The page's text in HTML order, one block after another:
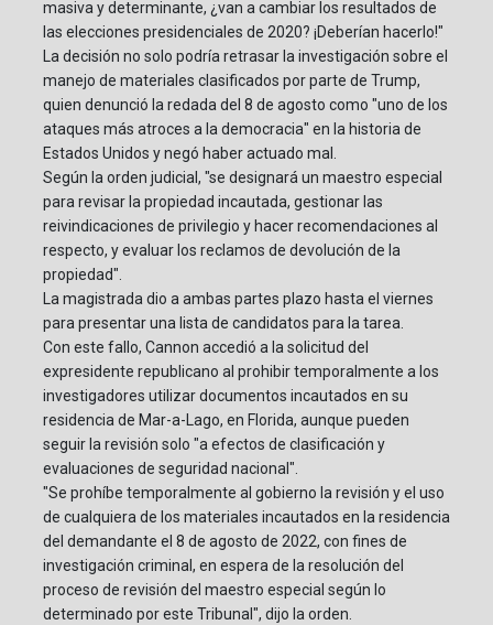
masiva y determinante, ¿van a cambiar los resultados de
las elecciones presidenciales de 2020? ¡Deberían hacerlo!"
La decisión no solo podría retrasar la investigación sobre el
manejo de materiales clasificados por parte de Trump,
quien denunció la redada del 8 de agosto como "uno de los
ataques más atroces a la democracia" en la historia de
Estados Unidos y negó haber actuado mal.
Según la orden judicial, "se designará un maestro especial
para revisar la propiedad incautada, gestionar las
reivindicaciones de privilegio y hacer recomendaciones al
respecto, y evaluar los reclamos de devolución de la
propiedad".
La magistrada dio a ambas partes plazo hasta el viernes
para presentar una lista de candidatos para la tarea.
Con este fallo, Cannon accedió a la solicitud del
expresidente republicano al prohibir temporalmente a los
investigadores utilizar documentos incautados en su
residencia de Mar-a-Lago, en Florida, aunque pueden
seguir la revisión solo "a efectos de clasificación y
evaluaciones de seguridad nacional".
"Se prohíbe temporalmente al gobierno la revisión y el uso
de cualquiera de los materiales incautados en la residencia
del demandante el 8 de agosto de 2022, con fines de
investigación criminal, en espera de la resolución del
proceso de revisión del maestro especial según lo
determinado por este Tribunal", dijo la orden.